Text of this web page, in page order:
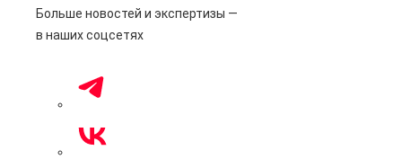
Больше новостей и экспертизы —
в наших соцсетях